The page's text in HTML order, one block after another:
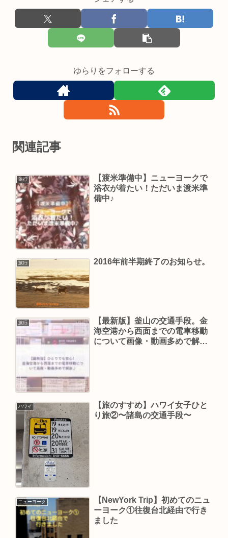
ゆらりをフォローする
関連記事
旅行
【渡米準備中】ニューヨークで
浴衣が着たい！ただいま渡米準
備中♪
旅行 2016年前半期終了のお知らせ。
旅行
【最新版】釜山の交通手段。金
海空港から西面までの電車移動
について画像・動画多めで解説
ハワイ
【旅のすすめ】ハワイ女子ひと
り旅②〜諸島の交通手段〜
ニューヨーク
【NewYork Trip】初めてのニュ
ーヨーク①往復台北経由で行き
ました